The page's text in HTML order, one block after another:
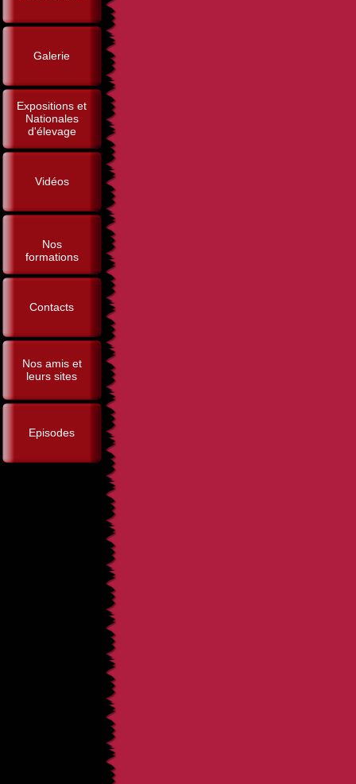
Galerie
Expositions et
Nationales
d'élevage
Vidéos
Nos
formations
Contacts
Nos amis et
leurs sites
Episodes